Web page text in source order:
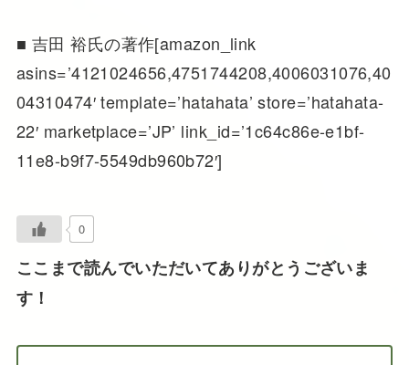
■ 吉田 裕氏の著作[amazon_link
asins=’4121024656,4751744208,4006031076,40
04310474′ template=’hatahata’ store=’hatahata-
22′ marketplace=’JP’ link_id=’1c64c86e-e1bf-
11e8-b9f7-5549db960b72′]
0
ここまで読んでいただいてありがとうございま
す！